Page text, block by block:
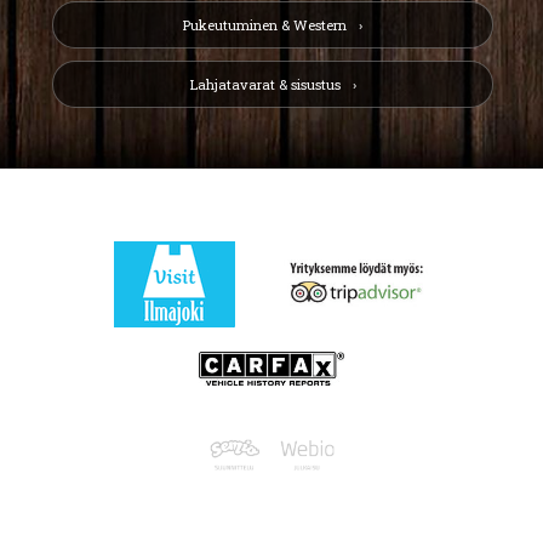
Pukeutuminen & Western
Lahjatavarat & sisustus